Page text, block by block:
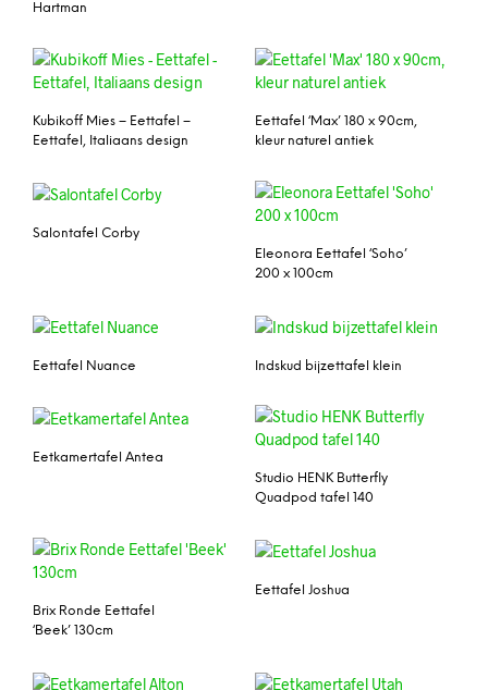
Hartman
Kubikoff Mies – Eettafel –
Eettafel, Italiaans design
Eettafel ‘Max’ 180 x 90cm,
kleur naturel antiek
Salontafel Corby
Eleonora Eettafel ‘Soho’
200 x 100cm
Eettafel Nuance Indskud bijzettafel klein
Eetkamertafel Antea
Studio HENK Butterfly
Quadpod tafel 140
Brix Ronde Eettafel
‘Beek’ 130cm
Eettafel Joshua